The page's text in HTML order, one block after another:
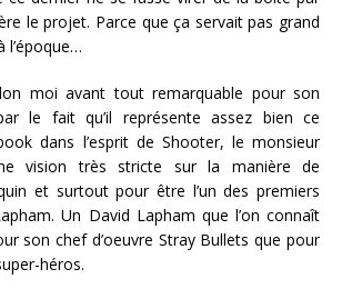
le projet. Parce que ça servait pas grand
l’époque…
moi avant tout remarquable pour son
le fait qu’il représente assez bien ce
dans l’esprit de Shooter, le monsieur
vision très stricte sur la manière de
et surtout pour être l’un des premiers
Un David Lapham que l’on connaît
son chef d’oeuvre Stray Bullets que pour
héros.